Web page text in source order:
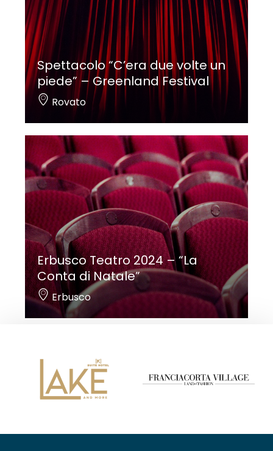
Spettacolo “C’era due volte un
piede” – Greenland Festival
Rovato
Erbusco Teatro 2024 – “La
Conta di Natale”
Erbusco